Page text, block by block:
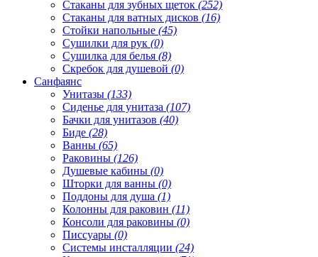
Стаканы для зубных щеток (252)
Стаканы для ватных дисков (16)
Стойки напольные (45)
Сушилки для рук (0)
Сушилка для белья (8)
Скребок для душевой (0)
Санфаянс
Унитазы (133)
Сиденье для унитаза (107)
Бачки для унитазов (40)
Биде (28)
Ванны (65)
Раковины (126)
Душевые кабины (0)
Шторки для ванны (0)
Поддоны для душа (1)
Колонны для раковин (11)
Консоли для раковины (0)
Писсуары (0)
Системы инсталляции (24)